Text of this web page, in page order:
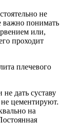
не
важно понимать
или,
проходит
плечевого
не дать суставу
цементируют.
на